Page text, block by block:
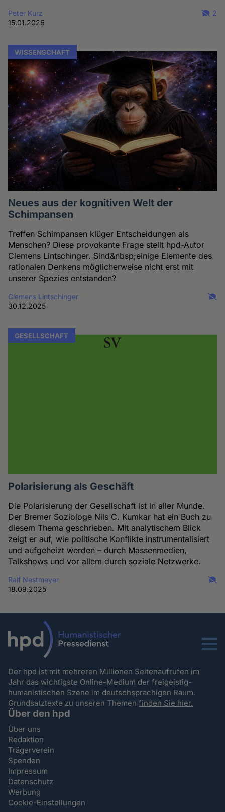
Peter Kurz
15.01.2026
2
WISSENSCHAFT
Neues aus der kognitiven Welt der
Schimpansen
Treffen Schimpansen klüger Entscheidungen als
Menschen? Diese provokante Frage stellt hpd-Autor
Clemens Lintschinger. Sind&nbsp;einige Elemente des
rationalen Denkens möglicherweise nicht erst mit
unserer Spezies entstanden?
Clemens Lintschinger
30.12.2025
GESELLSCHAFT
Polarisierung als Geschäft
Die Polarisierung der Gesellschaft ist in aller Munde.
Der Bremer Soziologe Nils C. Kumkar hat ein Buch zu
diesem Thema geschrieben. Mit analytischem Blick
zeigt er auf, wie politische Konflikte instrumentalisiert
und aufgeheizt werden – durch Massenmedien,
Talkshows und vor allem durch soziale Netzwerke.
Ralf Nestmeyer
18.09.2025
Menu
Der hpd ist mit mehreren Millionen Seitenaufrufen im
Jahr das wichtigste Online-Medium der freigeistig-
humanistischen Szene im deutschsprachigen Raum.
Grundsatztexte zu unseren Themenfinden Sie hier.
Über den hpd
Über uns
Redaktion
Trägerverein
Spenden
Impressum
Datenschutz
Werbung
Cookie-Einstellungen